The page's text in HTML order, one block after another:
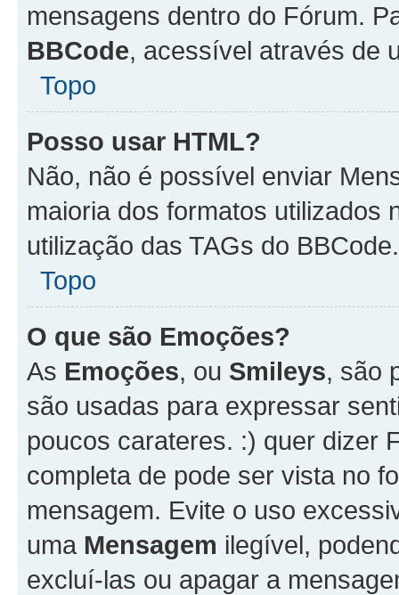
mensagens dentro do Fórum.
BBCode, acessível através de
Topo
Posso usar HTML?
Não, não é possível enviar
maioria dos formatos utilizados
utilização das TAGs do BBCode.
Topo
O que são Emoções?
As Emoções, ou Smileys, são
são usadas para expressar
poucos carateres. :) quer dizer
completa de pode ser vista no
mensagem. Evite o uso
uma Mensagem ilegível,
excluí-las ou apagar a